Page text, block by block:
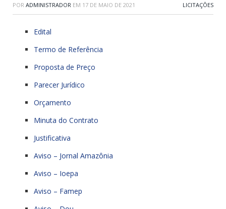
POR ADMINISTRADOR EM 17 DE MAIO DE 2021 LICITAÇÕES
Edital
Termo de Referência
Proposta de Preço
Parecer Jurídico
Orçamento
Minuta do Contrato
Justificativa
Aviso – Jornal Amazônia
Aviso – Ioepa
Aviso – Famep